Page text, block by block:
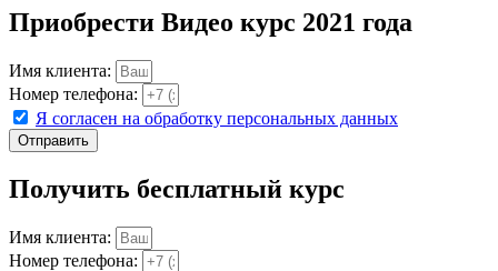
Приобрести Видео курс 2021 года
Имя клиента:
Номер телефона:
Я согласен на обработку персональных данных
Отправить
Получить бесплатный курс
Имя клиента:
Номер телефона: